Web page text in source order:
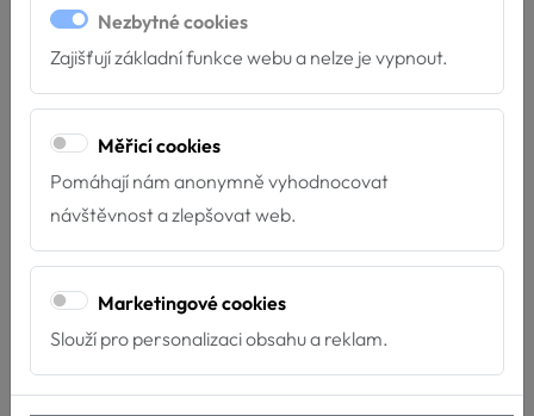
Nezbytné cookies
Zajišťují základní funkce webu a nelze je vypnout.
Měřicí cookies
Pomáhají nám anonymně vyhodnocovat
návštěvnost a zlepšovat web.
Marketingové cookies
Slouží pro personalizaci obsahu a reklam.